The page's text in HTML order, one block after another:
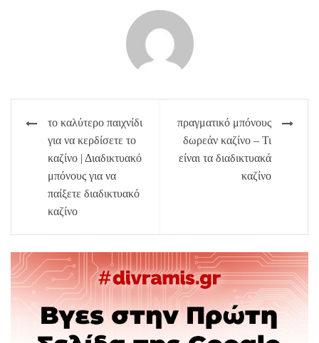
Πλοήγηση
άρθρων
το καλύτερο παιχνίδι
για να κερδίσετε το
καζίνο | Διαδικτυακό
μπόνους για να
παίξετε διαδικτυακό
καζίνο
πραγματικό μπόνους
δωρεάν καζίνο – Τι
είναι τα διαδικτυακά
καζίνο